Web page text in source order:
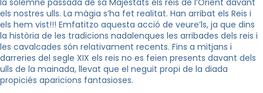
la solemne passada de sa Majestats els reis de l’Orient davant
els nostres ulls. La màgia s’ha fet realitat. Han arribat els Reis i
els hem vist!!! Emfatitzo aquesta acció de veure’ls, ja que dins
la història de les tradicions nadalenques les arribades dels reis i
les cavalcades són relativament recents. Fins a mitjans i
darreries del segle XIX els reis no es feien presents davant dels
ulls de la mainada, llevat que el neguit propi de la diada
propiciés aparicions fantasioses.